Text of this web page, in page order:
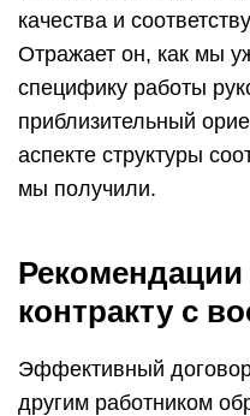
качества и
Отражает он, как мы
специфику работы
приблизительный
аспекте структуры
мы получили.
контракту с
Эффективный
другим работником